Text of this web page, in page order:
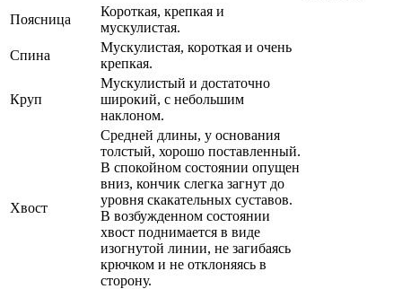
Поясница
Короткая, крепкая и
мускулистая.
Спина
Мускулистая, короткая и очень
крепкая.
Круп
Мускулистый и достаточно
широкий, с небольшим
наклоном.
Хвост
Средней длины, у основания
толстый, хорошо поставленный.
В спокойном состоянии опущен
вниз, кончик слегка загнут до
уровня скакательных суставов.
В возбужденном состоянии
хвост поднимается в виде
изогнутой линии, не загибаясь
крючком и не отклоняясь в
сторону.